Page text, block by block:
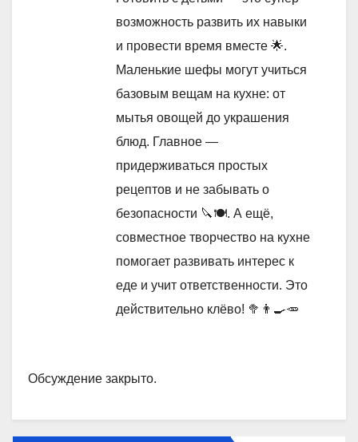
возможность развить их навыки
и провести время вместе 🌟.
Маленькие шефы могут учиться
базовым вещам на кухне: от
мытья овощей до украшения
блюд. Главное —
придерживаться простых
рецептов и не забывать о
безопасности 🔪🍽️. А ещё,
совместное творчество на кухне
помогает развивать интерес к
еде и учит ответственности. Это
действительно клёво! 🥦👨‍🍳🥕
Обсуждение закрыто.